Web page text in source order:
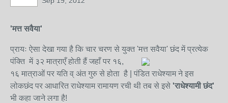
'मत्त सवैया'
प्रायः ऐसा देखा गया है कि चार चरण से युक्त 'मत्त सवैया' छंद में प्रत्येक
पंक्ति में ३२ मात्राएँ होती हैं जहाँ पर १६,
१६ मात्राओं पर यति व् अंत गुरु से होता है | पंडित राधेश्याम ने इस
लोकछंद पर आधारित राधेश्याम रामायण रची थी तब से इसे 'राधेश्यामी छंद'
भी कहा जाने लगा है!